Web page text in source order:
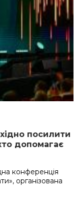
посилити
допомагає
конференція
організована